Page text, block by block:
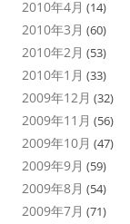
2010年4月 (14)
2010年3月 (60)
2010年2月 (53)
2010年1月 (33)
2009年12月 (32)
2009年11月 (56)
2009年10月 (47)
2009年9月 (59)
2009年8月 (54)
2009年7月 (71)